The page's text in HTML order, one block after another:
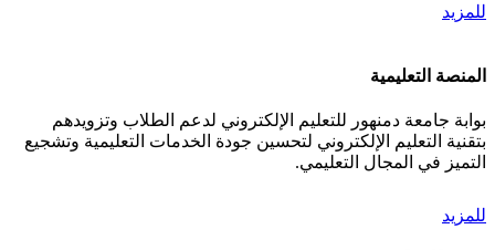
للمزيد
المنصة التعليمية
بوابة جامعة دمنهور للتعليم الإلكتروني لدعم الطلاب وتزويدهم
بتقنية التعليم الإلكتروني لتحسين جودة الخدمات التعليمية وتشجيع
التميز في المجال التعليمي.
للمزيد